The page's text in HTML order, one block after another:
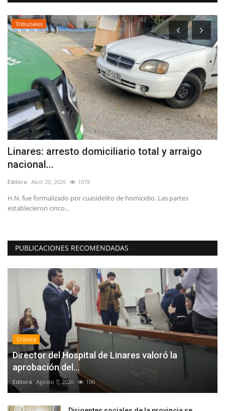
Tribunales
Linares: arresto domiciliario total y arraigo
nacional...
Editora Abril 20, 2026 1078
H.N. fue formalizado por cuasidelito de homicidio. Las partes
establecieron cinco...
PUBLICACIONES RECOMENDADAS
Crónica
Director del Hospital de Linares valoró la
aprobación del...
Editora Agosto 7, 2026 106